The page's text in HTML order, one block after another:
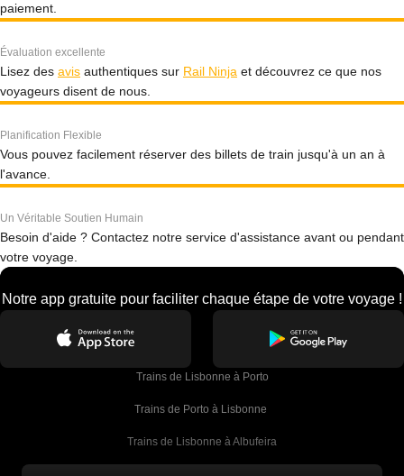
paiement.
Évaluation excellente
Lisez des avis authentiques sur Rail Ninja et découvrez ce que nos
voyageurs disent de nous.
Planification Flexible
Vous pouvez facilement réserver des billets de train jusqu'à un an à
l'avance.
Un Véritable Soutien Humain
Besoin d'aide ? Contactez notre service d'assistance avant ou pendant
votre voyage.
Notre app gratuite pour faciliter chaque étape de votre voyage !
Trains de Lisbonne à Porto
Trains de Porto à Lisbonne
Trains de Lisbonne à Albufeira